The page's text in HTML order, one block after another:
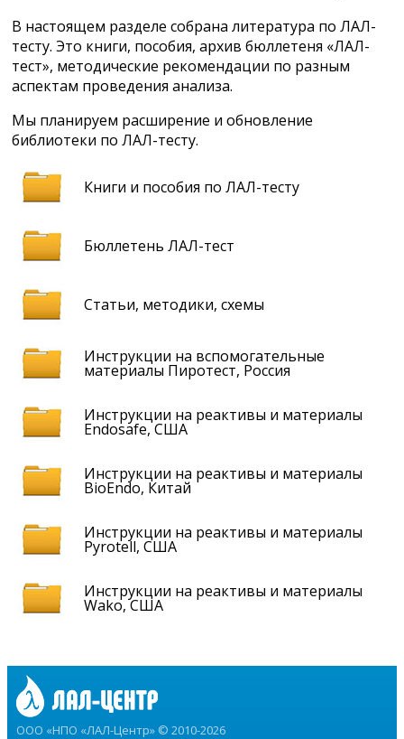
В настоящем разделе собрана литература по ЛАЛ-
тесту. Это книги, пособия, архив бюллетеня «ЛАЛ-
тест», методические рекомендации по разным
аспектам проведения анализа.
Мы планируем расширение и обновление
библиотеки по ЛАЛ-тесту.
Книги и пособия по ЛАЛ-тесту
Бюллетень ЛАЛ-тест
Статьи, методики, схемы
Инструкции на вспомогательные
материалы Пиротест, Россия
Инструкции на реактивы и материалы
Endosafe, США
Инструкции на реактивы и материалы
BioEndo, Китай
Инструкции на реактивы и материалы
Pyrotell, США
Инструкции на реактивы и материалы
Wako, США
ООО «НПО «ЛАЛ-Центр» © 2010-2026